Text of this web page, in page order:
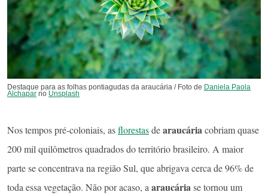
Destaque para as folhas pontiagudas da araucária / Foto de Daniela Paola
Alchapar no Unsplash
Nos tempos pré-coloniais, asflorestasdearaucáriacobriam quase
200 mil quilômetros quadrados do território brasileiro. A maior
parte se concentrava na região Sul, que abrigava cerca de 96% de
toda essa vegetação. Não por acaso, aaraucáriase tornou um